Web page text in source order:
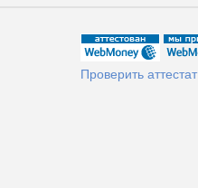
Проверить аттестат